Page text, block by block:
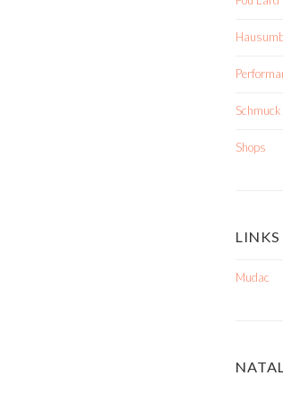
Schmuck
Shops
LINKS
Mudac